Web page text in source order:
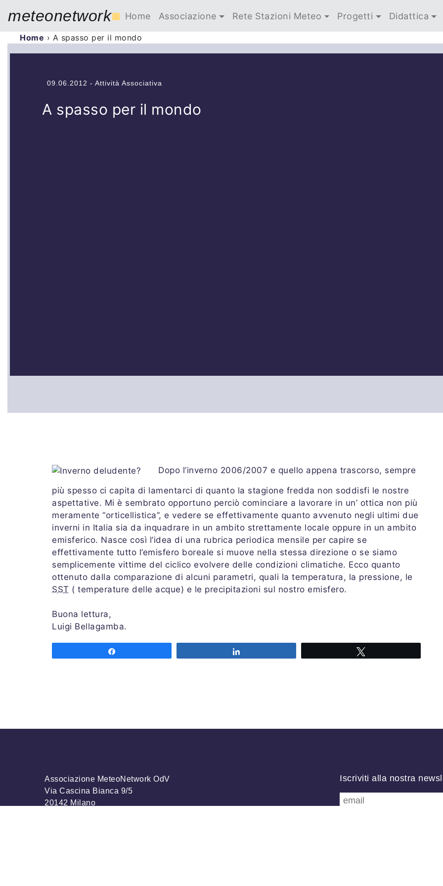
meteonetwork■ Home Associazione Rete Stazioni Meteo Progetti Didattica
Home › A spasso per il mondo
09.06.2012 - Attività Associativa
A spasso per il mondo
Dopo l’inverno 2006/2007 e quello appena trascorso, sempre
più spesso ci capita di lamentarci di quanto la stagione fredda non soddisfi le nostre
aspettative. Mi è sembrato opportuno perciò cominciare a lavorare in un’ ottica non più
meramente “orticellistica”, e vedere se effettivamente quanto avvenuto negli ultimi due
inverni in Italia sia da inquadrare in un ambito strettamente locale oppure in un ambito
emisferico. Nasce così l’idea di una rubrica periodica mensile per capire se
effettivamente tutto l’emisfero boreale si muove nella stessa direzione o se siamo
semplicemente vittime del ciclico evolvere delle condizioni climatiche. Ecco quanto
ottenuto dalla comparazione di alcuni parametri, quali la temperatura, la pressione, le
SST ( temperature delle acque) e le precipitazioni sul nostro emisfero.
Buona lettura,
Luigi Bellagamba.
Associazione MeteoNetwork OdV
Via Cascina Bianca 9/5
20142 Milano
Iscriviti alla nostra